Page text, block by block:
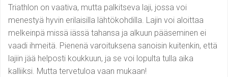
Triathlon on vaativa, mutta palkitseva laji, jossa voi
menestyä hyvin erilaisilla lähtökohdilla. Lajin voi aloittaa
melkeinpä missä iässä tahansa ja alkuun pääseminen ei
vaadi ihmeitä. Pienenä varoituksena sanoisin kuitenkin, että
lajiin jää helposti koukkuun, ja se voi lopulta tulla aika
kalliiksi. Mutta tervetuloa vaan mukaan!